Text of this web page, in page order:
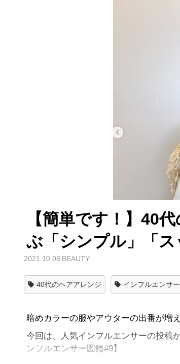
【簡単です！】40
ぶ「シンプル」「
2021.10.08 BEAUTY
40代のヘアアレンジ インフルエンサー
暗めカラーの服やアウターの出番が増
今回は、人気インフルエンサーの投稿
ンフルエンサー図鑑#9】